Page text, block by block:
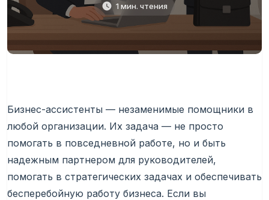
1 мин. чтения
Бизнес-ассистенты — незаменимые помощники в
любой организации. Их задача — не просто
помогать в повседневной работе, но и быть
надежным партнером для руководителей,
помогать в стратегических задачах и обеспечивать
бесперебойную работу бизнеса. Если вы